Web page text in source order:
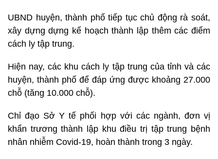
UBND huyện, thành phố tiếp tục chủ động rà soát,
xây dựng dựng kế hoạch thành lập thêm các điểm
cách ly tập trung.
Hiện nay, các khu cách ly tập trung của tỉnh và các
huyện, thành phố để đáp ứng được khoảng 27.000
chỗ (tăng 10.000 chỗ).
Chỉ đạo Sở Y tế phối hợp với các ngành, đơn vị
khẩn trương thành lập khu điều trị tập trung bệnh
nhân nhiễm Covid-19, hoàn thành trong 3 ngày.